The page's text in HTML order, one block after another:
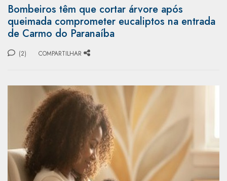
Bombeiros têm que cortar árvore após
queimada comprometer eucaliptos na entrada
de Carmo do Paranaíba
(2) COMPARTILHAR